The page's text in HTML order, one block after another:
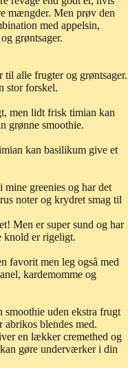
mængder. Men prøv den
med appelsin,
grøntsager.
til alle frugter og grøntsager.
stor forskel.
men lidt frisk timian kan
grønne smoothie.
kan basilikum give et
greenies og har det
noter og krydret smag til
Men er super sund og har
knold er rigeligt.
favorit men leg også med
kardemomme og
uden ekstra frugt
abrikos blendes med.
en lækker cremethed og
gøre underværker i din